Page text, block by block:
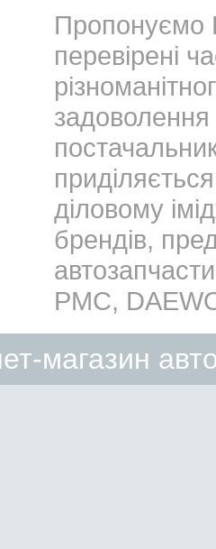
Пропонуємо
перевірені
діловому
брендів,
PMC,
магазин